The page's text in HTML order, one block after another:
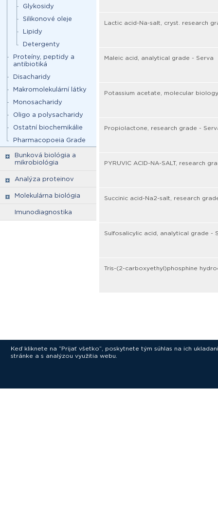
Glykosidy
Silikonové oleje
Lipidy
Detergenty
Proteíny, peptidy a
antibiotiká
Disacharidy
Makromolekulární látky
Monosacharidy
Oligo a polysacharidy
Ostatní biochemikálie
Pharmacopoeia Grade
Bunková biológia a
mikrobiológia
Analýza proteinov
Molekulárna biológia
Imunodiagnostika
Lactic acid-Na-salt, cryst. research
Maleic acid, analytical grade - Serva
Potassium acetate, molecular
Propiolactone, research grade -
PYRUVIC ACID-NA-SALT, research
Succinic acid-Na2-salt, research
Sulfosalicylic acid, analytical grade -
Tris-(2-carboxyethyl)phosphine
Keď kliknete na “Prijať všetko”, poskytnete tým súhlas na ich
stránke a s analýzou využitia webu.